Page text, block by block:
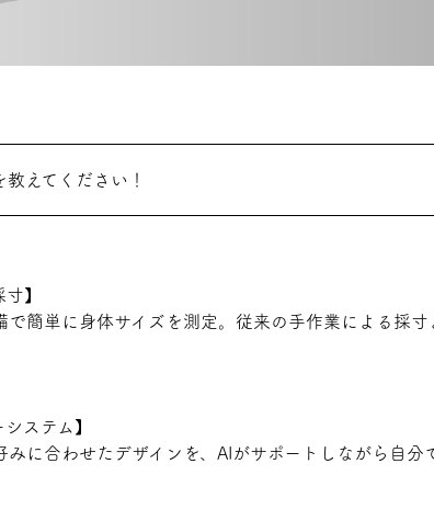
えてください！
】
で簡単に身体サイズを測定。従来の手作業による採
ステム】
みに合わせたデザインを、AIがサポートしながら自分